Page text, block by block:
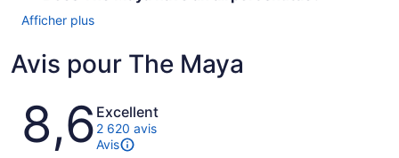
Afficher plus
Avis pour The Maya
Avis
8,6 Excellent
2 620 avis
Avis